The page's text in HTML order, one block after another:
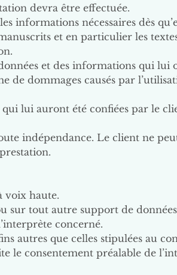
devra être effectuée.
informations nécessaires dès
et en particulier les
et des informations qui lui
dommages causés par
lui auront été confiées par le
indépendance. Le client ne
voix haute.
sur tout autre support de
concerné.
autres que celles stipulées au
le consentement préalable de